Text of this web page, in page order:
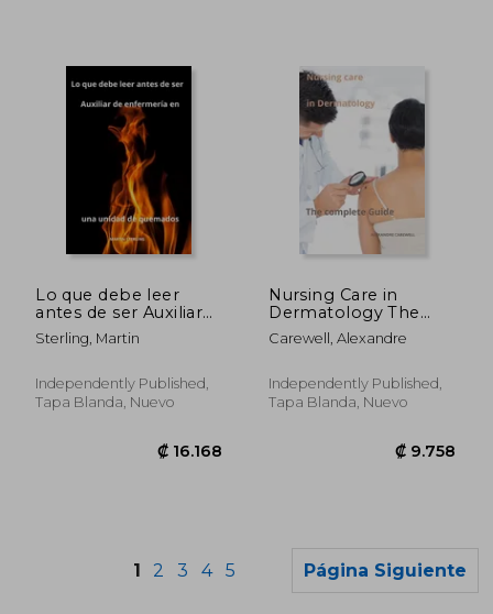
Lo que debe leer
antes de ser Auxiliar
de enfermería en una
unidad de quemados
Sterling, Martin
Independently Published,
Tapa Blanda, Nuevo
Nursing Care in
Dermatology The
complete Guide (en
Inglés)
Carewell, Alexandre
Independently Published,
Tapa Blanda, Nuevo
1 2 3 4 5 Página Siguiente